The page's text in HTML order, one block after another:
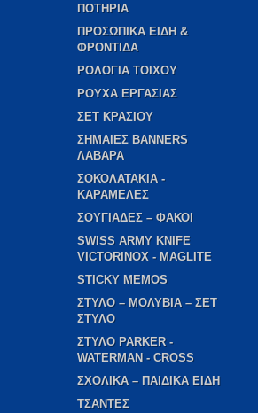
ΠΟΤΗΡΙΑ
ΠΡΟΣΩΠΙΚΑ ΕΙΔΗ &
ΦΡΟΝΤΙΔΑ
ΡΟΛΟΓΙΑ ΤΟΙΧΟΥ
ΡΟΥΧΑ ΕΡΓΑΣΙΑΣ
ΣΕΤ ΚΡΑΣΙΟΥ
ΣΗΜΑΙΕΣ BANNERS
ΛΑΒΑΡΑ
ΣΟΚΟΛΑΤΑΚΙΑ -
ΚΑΡΑΜΕΛΕΣ
ΣΟΥΓΙΑΔΕΣ – ΦΑΚΟΙ
SWISS ARMY KNIFE
VICTORINOX - MAGLITE
STICKY MEMOS
ΣΤΥΛΟ – ΜΟΛΥΒΙΑ – ΣΕΤ
ΣΤΥΛΟ
ΣΤΥΛΟ PARKER -
WATERMAN - CROSS
ΣΧΟΛΙΚΑ – ΠΑΙΔΙΚΑ ΕΙΔΗ
ΤΣΑΝΤΕΣ